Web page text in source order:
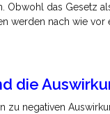
das Gesetz
werden nach wie
die
zu negativen